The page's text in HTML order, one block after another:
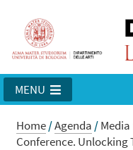
MENU
Home/Agenda /
Conference. Unlocking